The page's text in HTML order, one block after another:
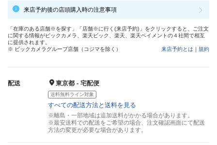
来店予約後の店頭購入時の注意事項
「在庫のある店舗※を探す」「店舗※に行く(来店予約)」をクリックすると、ご注文
に関する情報がビックカメラ、楽天ビック、楽天、楽天ペイメントの４社間で相互
に提供されます。
※ ビックカメラグループ店舗（コジマを除く）
来店予約とは ｜ 規約
配送 東京都 - 宅配便
送料無料ライン対象
すべての配送方法と送料を見る
※離島・一部地域は追加送料がかかる場合があります。
※最安送料での配送をご希望の場合、注文確認画面にて配送
方法の変更が必要な場合があります。